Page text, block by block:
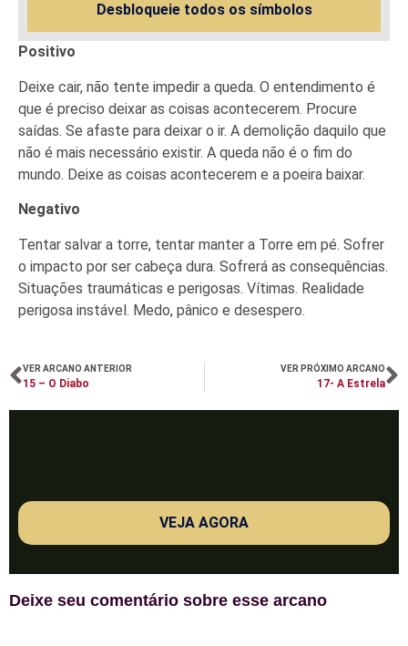
Desbloqueie todos os símbolos
Positivo
Deixe cair, não tente impedir a queda. O entendimento é
que é preciso deixar as coisas acontecerem. Procure
saídas. Se afaste para deixar o ir. A demolição daquilo que
não é mais necessário existir. A queda não é o fim do
mundo. Deixe as coisas acontecerem e a poeira baixar.
Negativo
Tentar salvar a torre, tentar manter a Torre em pé. Sofrer
o impacto por ser cabeça dura. Sofrerá as consequências.
Situações traumáticas e perigosas. Vítimas. Realidade
perigosa instável. Medo, pânico e desespero.
VER ARCANO ANTERIOR
15 – O Diabo
VER PRÓXIMO ARCANO
17- A Estrela
VEJA AGORA
Deixe seu comentário sobre esse arcano